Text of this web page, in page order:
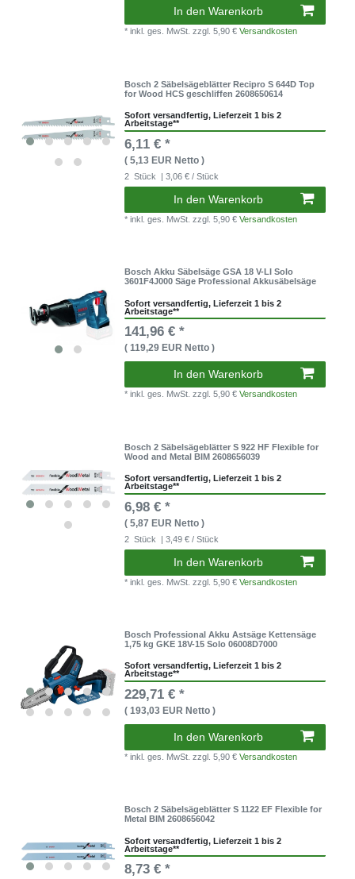
In den Warenkorb
* inkl. ges. MwSt.zzgl. 5,90 €Versandkosten
Bosch 2 Säbelsägeblätter Recipro S 644D Top
for Wood HCS geschliffen 2608650614
Sofort versandfertig, Lieferzeit 1 bis 2
Arbeitstage**
6,11 € *
( 5,13 EUR Netto )
2 Stück | 3,06 € / Stück
In den Warenkorb
* inkl. ges. MwSt.zzgl. 5,90 €Versandkosten
Bosch Akku Säbelsäge GSA 18 V-LI Solo
3601F4J000 Säge Professional Akkusäbelsäge
Sofort versandfertig, Lieferzeit 1 bis 2
Arbeitstage**
141,96 € *
( 119,29 EUR Netto )
In den Warenkorb
* inkl. ges. MwSt.zzgl. 5,90 €Versandkosten
Bosch 2 Säbelsägeblätter S 922 HF Flexible for
Wood and Metal BIM 2608656039
Sofort versandfertig, Lieferzeit 1 bis 2
Arbeitstage**
6,98 € *
( 5,87 EUR Netto )
2 Stück | 3,49 € / Stück
In den Warenkorb
* inkl. ges. MwSt.zzgl. 5,90 €Versandkosten
Bosch Professional Akku Astsäge Kettensäge
1,75 kg GKE 18V-15 Solo 06008D7000
Sofort versandfertig, Lieferzeit 1 bis 2
Arbeitstage**
229,71 € *
( 193,03 EUR Netto )
In den Warenkorb
* inkl. ges. MwSt.zzgl. 5,90 €Versandkosten
Bosch 2 Säbelsägeblätter S 1122 EF Flexible for
Metal BIM 2608656042
Sofort versandfertig, Lieferzeit 1 bis 2
Arbeitstage**
8,73 € *